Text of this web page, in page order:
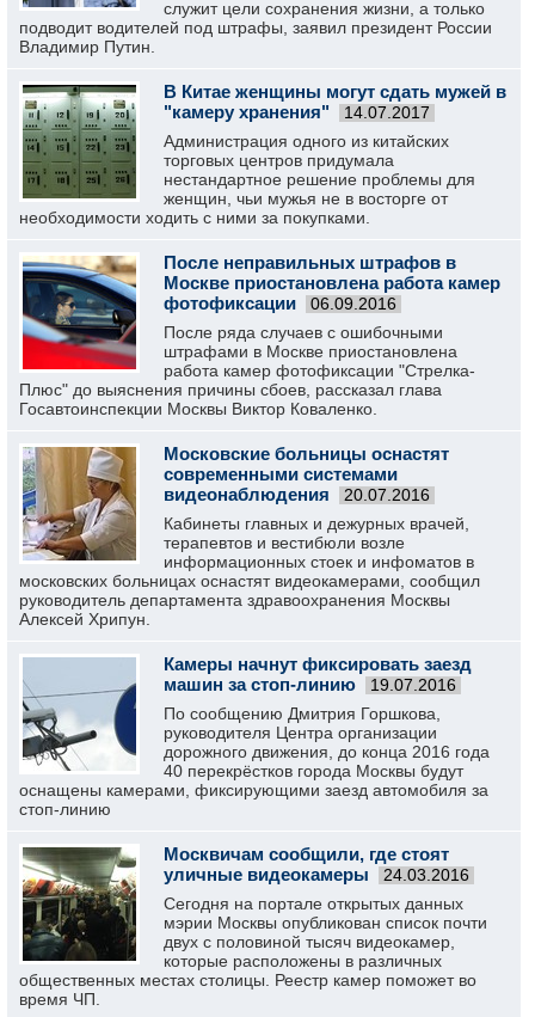
служит цели сохранения жизни, а только
подводит водителей под штрафы, заявил президент России
Владимир Путин.
В Китае женщины могут сдать мужей в
"камеру хранения"
14.07.2017
Администрация одного из китайских
торговых центров придумала
нестандартное решение проблемы для
женщин, чьи мужья не в восторге от
необходимости ходить с ними за покупками.
После неправильных штрафов в
Москве приостановлена работа камер
фотофиксации
06.09.2016
После ряда случаев с ошибочными
штрафами в Москве приостановлена
работа камер фотофиксации "Стрелка-
Плюс" до выяснения причины сбоев, рассказал глава
Госавтоинспекции Москвы Виктор Коваленко.
Московские больницы оснастят
современными системами
видеонаблюдения
20.07.2016
Кабинеты главных и дежурных врачей,
терапевтов и вестибюли возле
информационных стоек и инфоматов в
московских больницах оснастят видеокамерами, сообщил
руководитель департамента здравоохранения Москвы
Алексей Хрипун.
Камеры начнут фиксировать заезд
машин за стоп-линию
19.07.2016
По сообщению Дмитрия Горшкова,
руководителя Центра организации
дорожного движения, до конца 2016 года
40 перекрёстков города Москвы будут
оснащены камерами, фиксирующими заезд автомобиля за
стоп-линию
Москвичам сообщили, где стоят
уличные видеокамеры
24.03.2016
Сегодня на портале открытых данных
мэрии Москвы опубликован список почти
двух с половиной тысяч видеокамер,
которые расположены в различных
общественных местах столицы. Реестр камер поможет во
время ЧП.